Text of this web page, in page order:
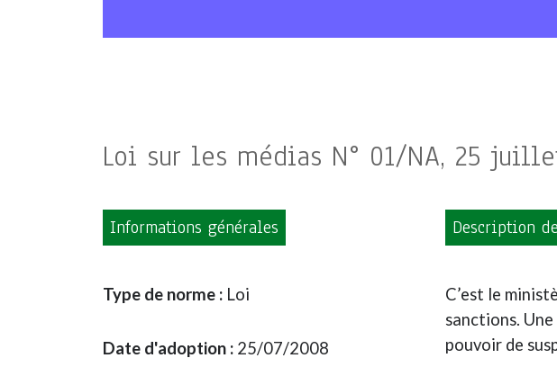
Loi sur les médias N° 01/NA, 25
Informations générales
Type de norme : Loi
Date d'adoption : 25/07/2008
Description
C’est le
sanctions.
pouvoir de